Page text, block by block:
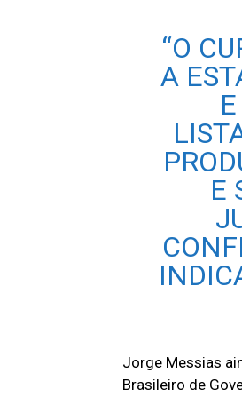
“O
A
E
Jorge Messias
Brasileiro de